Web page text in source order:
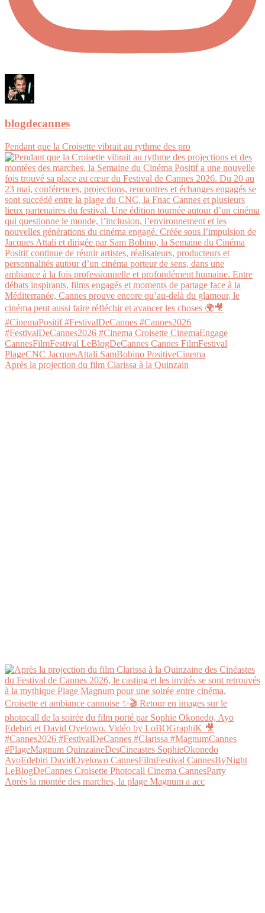
blogdecannes
Pendant que la Croisette vibrait au rythme des pro
Après la projection du film Clarissa à la Quinzain
Après la montée des marches, la plage Magnum a acc